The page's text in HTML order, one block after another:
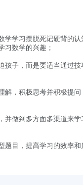
学学习摆脱死记硬背的
习数学的兴趣；
孩子，而是要适当通过
解，积极思考并积极提
并做到多方面多渠道来
题目，提高学习的效率